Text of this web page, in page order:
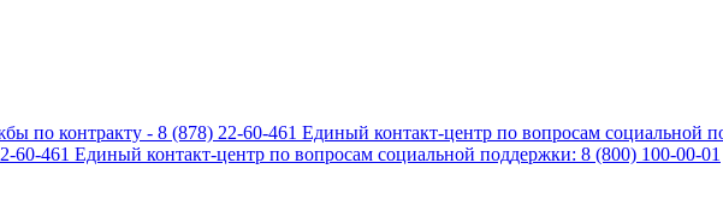
по контракту - 8 (878) 22-60-461 Единый контакт-центр по вопросам социальной
60-461 Единый контакт-центр по вопросам социальной поддержки: 8 (800) 100-00-01